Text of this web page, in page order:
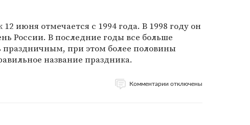
июня отмечается с 1994 года. В 1998 году он
России. В последние годы все больше
праздничным, при этом более половины
название праздника.
Комментарии отключены